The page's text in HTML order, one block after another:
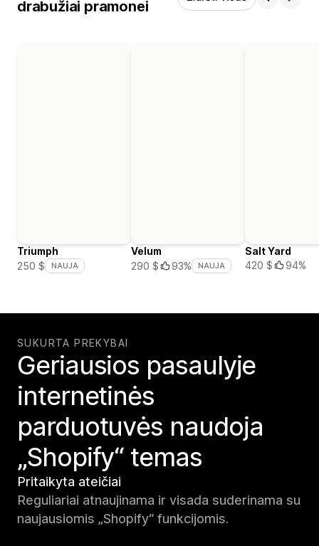
drabužiai pramonei
Triumph
250 $
NAUJA
Velum
290 $
93% NAUJA
Salt Yard
420 $
94%
SUKURTA PREKYBAI
Geriausios pasaulyje
internetinės
parduotuvės naudoja
„Shopify“ temas
Pritaikyta ateičiai
Reguliariai atnaujinama ir visada suderinama su
naujausiomis „Shopify“ funkcijomis.